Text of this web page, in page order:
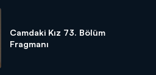
Camdaki Kız 73. Bölüm
Fragmanı